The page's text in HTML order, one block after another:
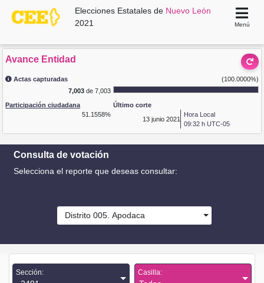
Elecciones Estatales de Nuevo León
2021
Menú
Avance Entidad
Actas capturadas
(100.0000%)
7,003de 7,003
Participación ciudadana
51.1558%
Último corte
13 junio 2021
Hora Local
09:32 h UTC-05
Consulta de votación
Selecciona el reporte que deseas consultar:
Distrito 005. Apodaca
Sección: Casilla: